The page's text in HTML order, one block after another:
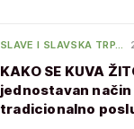
SLAVE I SLAVSKA TRP…
KAKO SE KUVA
jednostavan
tradicionalno